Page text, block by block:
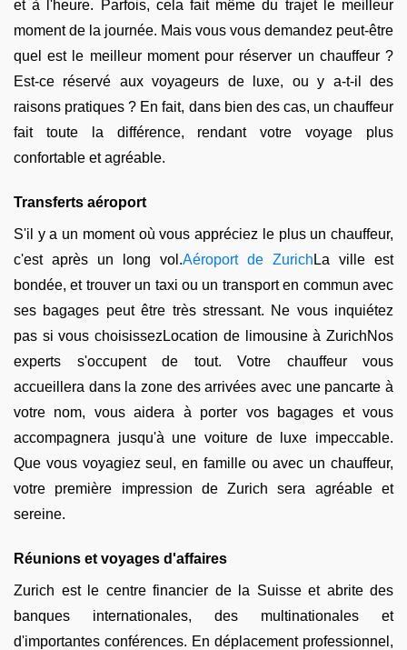
et à l'heure. Parfois, cela fait même du trajet le meilleur
moment de la journée. Mais vous vous demandez peut-être
quel est le meilleur moment pour réserver un chauffeur ?
Est-ce réservé aux voyageurs de luxe, ou y a-t-il des
raisons pratiques ? En fait, dans bien des cas, un chauffeur
fait toute la différence, rendant votre voyage plus
confortable et agréable.
Transferts aéroport
S'il y a un moment où vous appréciez le plus un chauffeur,
c'est après un long vol.Aéroport de Zurich La ville est
bondée, et trouver un taxi ou un transport en commun avec
ses bagages peut être très stressant. Ne vous inquiétez
pas si vous choisissezLocation de limousine à ZurichNos
experts s'occupent de tout. Votre chauffeur vous
accueillera dans la zone des arrivées avec une pancarte à
votre nom, vous aidera à porter vos bagages et vous
accompagnera jusqu'à une voiture de luxe impeccable.
Que vous voyagiez seul, en famille ou avec un chauffeur,
votre première impression de Zurich sera agréable et
sereine.
Réunions et voyages d'affaires
Zurich est le centre financier de la Suisse et abrite des
banques internationales, des multinationales et
d'importantes conférences. En déplacement professionnel,